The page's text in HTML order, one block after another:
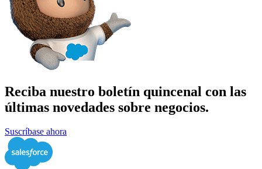
Reciba nuestro boletín quincenal con las
últimas novedades sobre negocios.
Suscríbase ahora